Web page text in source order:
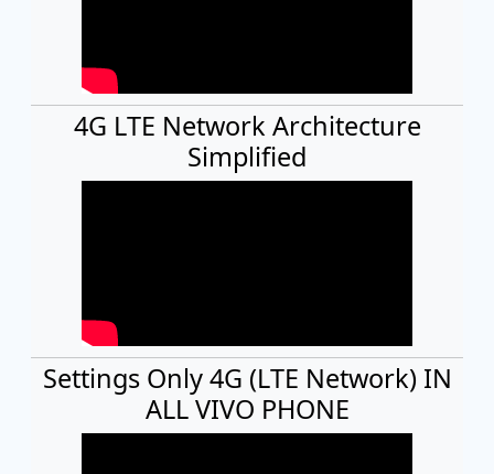
4G LTE Network Architecture
Simplified
Settings Only 4G (LTE Network) IN
ALL VIVO PHONE